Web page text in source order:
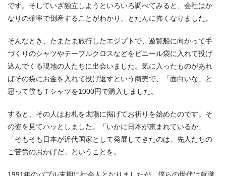
です。そしていざ独立しようといろいろ調べてみると、会社はか
なりの確率で倒産することがわかり、とたんに怖くなりました。
そんなとき、たまたま旅行したエジプトで、遊覧船に向かって手
づくりのシャツやテーブルクロスなどをビニール袋に入れて投げ
込んでくる現地の人たちに出会いました。気に入ったものがあれ
ばその袋にお金を入れて投げ返すという商売で、「面白いな」と
思って僕もＴシャツを1000円で購入しました。
すると、その人はお札を太陽に掲げてお祈りを始めたのです。そ
の姿を見てハッとしました。「いかに日本が恵まれているか」
「そもそも日本が近代国家として発展してきたのは、先人たちの
ご苦労のおかげだ」ということを。